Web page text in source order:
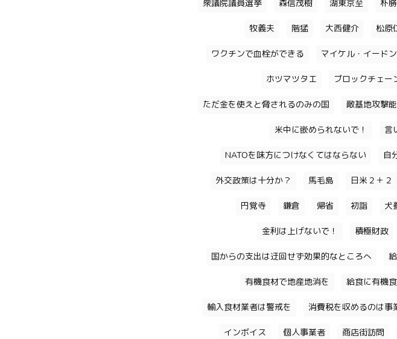
衆議院議員選挙 森信茂樹 湖東京至 朴
牧義夫 階猛 大西健介 松原
ワクチンで血栓ができる マイケル・イードン
ホツマツタエ ブロックチェー
ただ金を使えと脅されるのみの国 敵基地攻撃
米中に嵌められないで！ 言
NATOを味方につけなくてはならない 自
外交政策は十分か？ 馬毛島 日米２＋２
円覚寺 鎌倉 帰省 初詣 犬
金利は上げないで！ 積極財政
国からの支出は迂回せず効果的なところへ
有機食材で地産地消を 給食に有機
輸入食材業者は警戒を 消費税を収めるのは事
インボイス 個人事業者 商店街訪問